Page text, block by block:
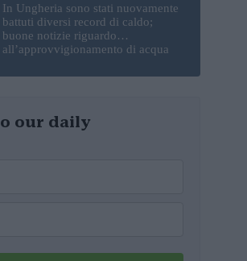
In Ungheria sono stati nuovamente
battuti diversi record di caldo;
buone notizie riguardo
all’approvvigionamento di acqua
our daily